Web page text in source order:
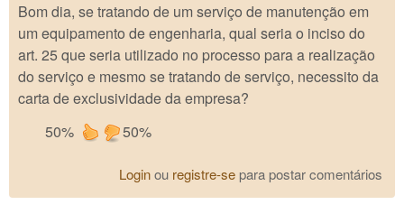
Bom dia, se tratando de um serviço de manutenção em
um equipamento de engenharia, qual seria o inciso do
art. 25 que seria utilizado no processo para a realização
do serviço e mesmo se tratando de serviço, necessito da
carta de exclusividade da empresa?
50%
50%
Loginou registre-separa postar comentários